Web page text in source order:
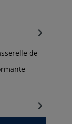
de